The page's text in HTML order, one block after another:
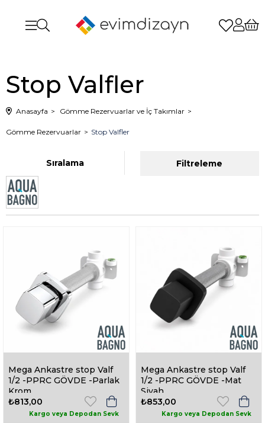
Stop Valfler
Anasayfa Gömme Rezervuarlar ve İç Takımlar
Gömme Rezervuarlar Stop Valfler
Filtreleme
Sıralama
Mega Ankastre stop Valf
1/2 -PPRC GÖVDE -Parlak
Krom
₺813,00
Mega Ankastre stop Valf
1/2 -PPRC GÖVDE -Mat
Siyah
₺853,00